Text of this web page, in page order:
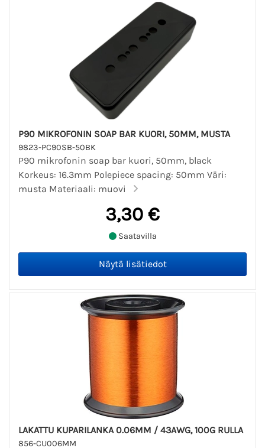
P90 MIKROFONIN SOAP BAR KUORI, 50MM, MUSTA
9823-PC90SB-50BK
P90 mikrofonin soap bar kuori, 50mm, black
Korkeus: 16.3mm Polepiece spacing: 50mm Väri:
musta Materiaali: muovi
3,30 €
Saatavilla
LAKATTU KUPARILANKA 0.06MM / 43AWG, 100G RULLA
856-CU006MM